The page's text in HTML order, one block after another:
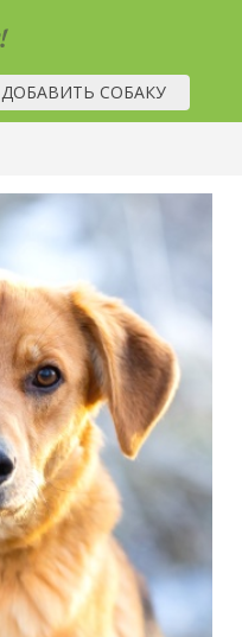
ДОБАВИТЬ СОБАКУ